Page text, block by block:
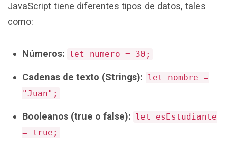
JavaScript tiene diferentes tipos de datos, tales
como:
Números: let numero = 30;
Cadenas de texto (Strings): let nombre =
"Juan";
Booleanos (true o false): let esEstudiante
= true;